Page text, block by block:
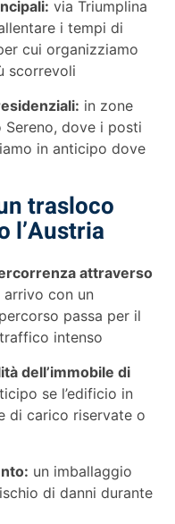
via Triumplina
i tempi di
cui organizziamo
scorrevoli
in zone
dove i posti
in anticipo dove
trasloco
l’Austria
attraverso
con un
passa per il
intenso
dell’immobile di
se l’edificio in
di carico riservate o
un imballaggio
di danni durante